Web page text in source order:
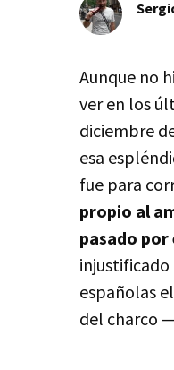
Aunque no
ver en los
diciembre
esa
fue para
propio al
pasado
injustificado
españolas
del charco